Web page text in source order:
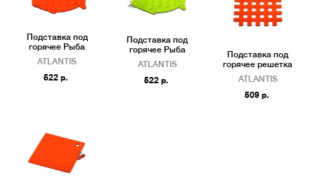
Подставка под
горячее Рыба
ATLANTIS
522 р.
Подставка под
горячее Рыба
ATLANTIS
522 р.
Подставка под
горячее решетка
ATLANTIS
509 р.